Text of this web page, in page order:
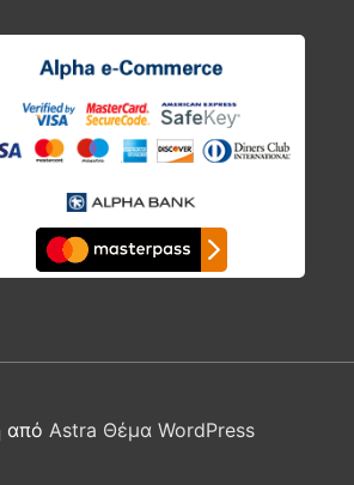
από Astra Θέμα WordPress